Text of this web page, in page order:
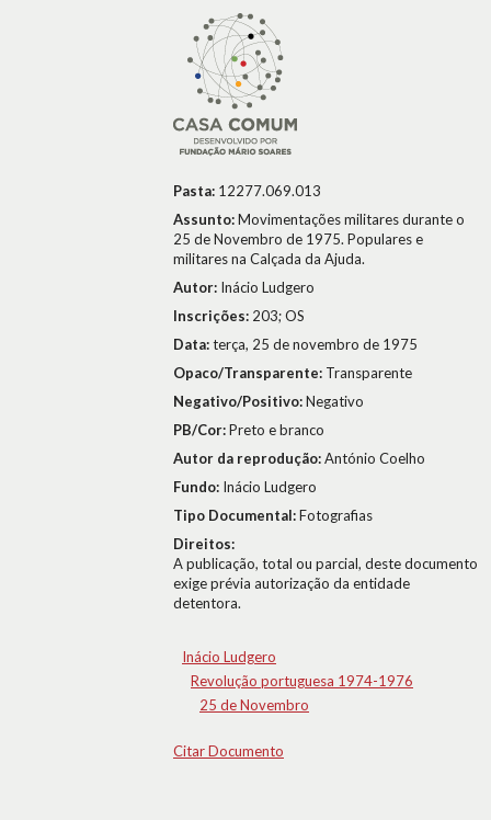
Pasta: 12277.069.013
Assunto:Movimentações militares durante o
25 de Novembro de 1975. Populares e
militares na Calçada da Ajuda.
Autor: Inácio Ludgero
Inscrições: 203; OS
Data:terça, 25 de novembro de 1975
Opaco/Transparente: Transparente
Negativo/Positivo:Negativo
PB/Cor:Preto e branco
Autor da reprodução:António Coelho
Fundo: Inácio Ludgero
Tipo Documental:Fotografias
Direitos:
A publicação, total ou parcial, deste documento
exige prévia autorização da entidade
detentora.
Inácio Ludgero
Revolução portuguesa 1974-1976
25 de Novembro
Citar Documento